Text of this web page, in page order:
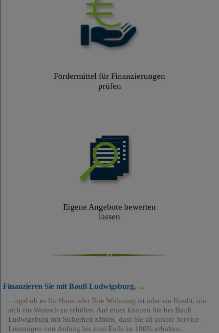
Fördermittel für Finanzierungen
prüfen
Eigene Angebote bewerten
lassen
Finanzieren Sie mit Baufi Ludwigsburg,
egal ob es Ihr Haus oder Ihre Wohnung ist oder ein Kredit, um
sich ein Wunsch zu erfüllen. Auf eines können Sie bei Baufi
Ludwigsburg mit Sicherheit zählen, dass Sie all unsere Service-
Leistungen von Anfang bis zum Ende zu 100% erhalten.